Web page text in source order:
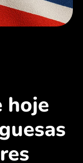
hoje